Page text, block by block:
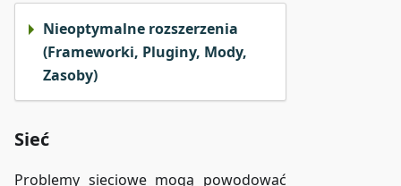
Nieoptymalne rozszerzenia
(Frameworki, Pluginy, Mody,
Zasoby)
Sieć
Problemy sieciowe mogą powodować